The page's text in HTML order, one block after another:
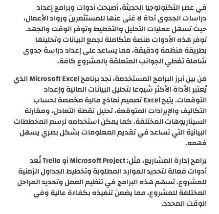
في عصر التكنولوجيا الحديثة، أصبحت أدوات وبرامج إعداد
دراسات الجدوى أداة لا غنى عنها للمستثمرين ورواد الأعمال،
حيث تسهل عمليات التحليل والتخطيط وتوفر الوقت والجهد.
توفر هذه الأدوات منصة متكاملة لجمع البيانات وتحليلها
بطريقة منظمة ودقيقة، مما يساعد على إعداد دراسة جدوى
شاملة تغطي الجوانب المتعلقة بالمشروع كافة.
من بين أبرز البرامج المستخدمة، نجد برنامج Microsoft Excel الذي
يُعتبر الأداة الأكثر شيوعًا لتحليل البيانات المالية وإعداد
التوقعات. يتيح Excel تصميم نماذج مالية مخصصة لحساب
التكاليف والإيرادات المتوقعة، تحليل نقطة التعادل، ومقارنة
السيناريوهات المختلفة. كما يمكن استخدامه لرسم المخططات
البيانية التي تساعد في تقديم المعلومات بشكل بصري يسهل
فهمه.
برامج إدارة المشاريع، مثل: Microsoft Project أو Trello تُعد
أدوات فعالة لتحديد الموارد المطلوبة وتخطيط الجداول الزمنية
للمشروع. تسهم هذه البرامج في تنظيم العمل وتحديد المراحل
المختلفة للمشروع، مما يضمن تنفيذه بكفاءة عالية وفي
الوقت المحدد.